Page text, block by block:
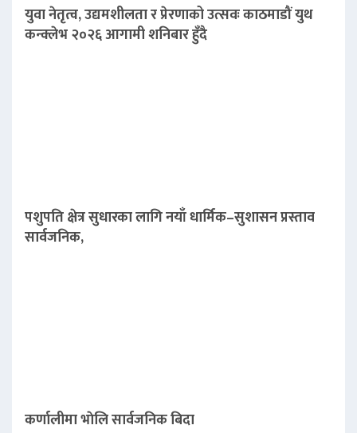
युवा नेतृत्व, उद्यमशीलता र प्रेरणाको उत्सवः काठमाडौं युथ
कन्क्लेभ २०२६ आगामी शनिबार हुँदै
पशुपति क्षेत्र सुधारका लागि नयाँ धार्मिक–सुशासन प्रस्ताव
सार्वजनिक,
कर्णालीमा भाेलि सार्वजनिक बिदा